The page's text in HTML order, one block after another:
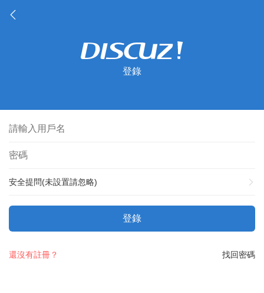
登錄
安全提問(未設置請忽略)
登錄
找回密碼
還沒有註冊？